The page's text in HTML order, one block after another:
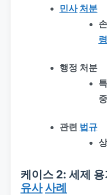
민사 처분
령
행정 처분
관련 법규
케이스 2: 세제
유사사례